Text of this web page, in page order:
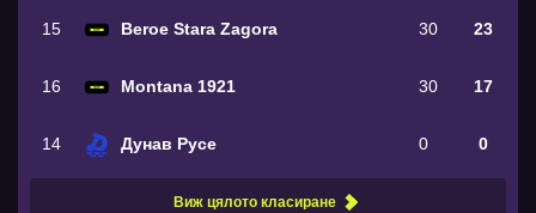
15 Beroe Stara Zagora 30 23
16 Montana 1921 30 17
14 Дунав Русе 0 0
Виж цялото класиране